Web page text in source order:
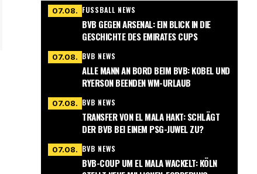
07.08. FUSSBALL NEWS
BVB GEGEN ARSENAL: EIN BLICK IN DIE
GESCHICHTE DES EMIRATES CUPS
07.08. BVB NEWS
ALLE MANN AN BORD BEIM BVB: KOBEL UND
RYERSON BEENDEN WM-URLAUB
07.08. BVB NEWS
TRANSFER VON EL MALA HAKT: SCHLÄGT
DER BVB BEI EINEM PSG-JUWEL ZU?
07.08. BVB NEWS
BVB-COUP UM EL MALA WACKELT: KÖLN